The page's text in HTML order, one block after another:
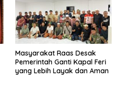
Masyarakat Raas Desak
Pemerintah Ganti Kapal Feri
yang Lebih Layak dan Aman